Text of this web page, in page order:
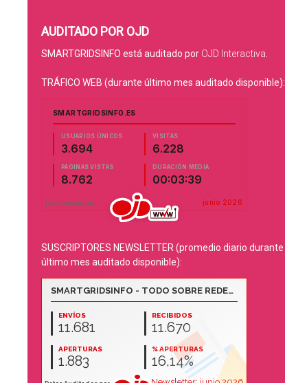
AUDITADO POR OJD
SMARTGRIDSINFO está auditado por OJD Interactiva
TRÁFICO WEB (durante último mes auditado disponible):
SUSCRIPTORES NEWSLETTER (promedio diario durante
último mes auditado disponible):